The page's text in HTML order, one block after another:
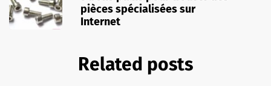
pièces spécialisées sur
Internet
Related posts